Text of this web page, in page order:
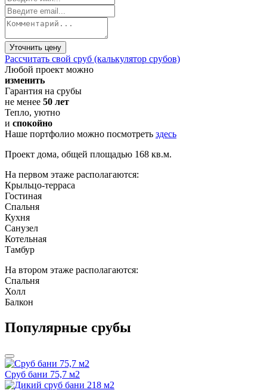
Уточнить цену
Рассчитать свой сруб (калькулятор срубов)
Любой проект можно
изменить
Гарантия на срубы
не менее 50 лет
Тепло, уютно
и спокойно
Наше портфолио можно посмотреть здесь
Проект дома, общей площадью 168 кв.м.
На первом этаже располагаются:
Крыльцо-терраса
Гостиная
Спальня
Кухня
Санузел
Котельная
Тамбур
На втором этаже располагаются:
Спальня
Холл
Балкон
Популярные срубы
Сруб бани 75,7 м2